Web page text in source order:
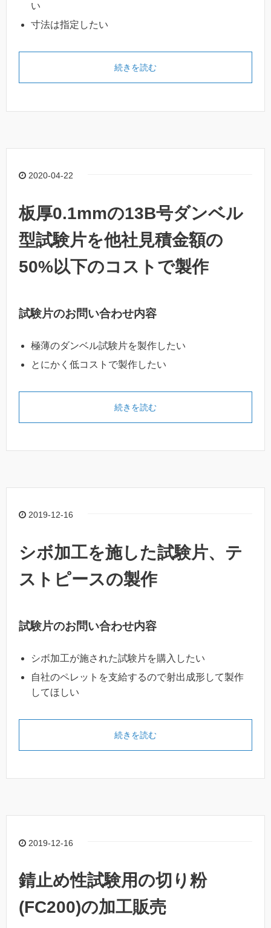
い
寸法は指定したい
続きを読む
2020-04-22
板厚0.1mmの13B号ダンベル
型試験片を他社見積金額の
50%以下のコストで製作
試験片のお問い合わせ内容
極薄のダンベル試験片を製作したい
とにかく低コストで製作したい
続きを読む
2019-12-16
シボ加工を施した試験片、テ
ストピースの製作
試験片のお問い合わせ内容
シボ加工が施された試験片を購入したい
自社のペレットを支給するので射出成形して製作
してほしい
続きを読む
2019-12-16
錆止め性試験用の切り粉
(FC200)の加工販売